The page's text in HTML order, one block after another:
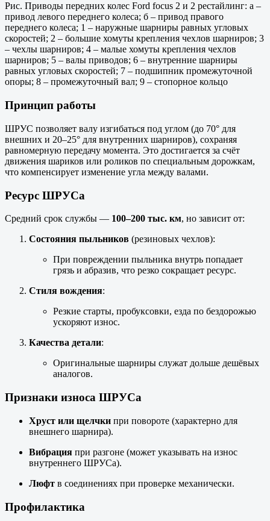
Рис. Приводы передних колес Ford focus 2 и 2 рестайлинг: а –
привод левого переднего колеса; б – привод правого
переднего колеса; 1 – наружные шарниры равных угловых
скоростей; 2 – большие хомуты крепления чехлов шарниров; 3
– чехлы шарниров; 4 – малые хомуты крепления чехлов
шарниров; 5 – валы приводов; 6 – внутренние шарниры
равных угловых скоростей; 7 – подшипник промежуточной
опоры; 8 – промежуточный вал; 9 – стопорное кольцо
Принцип работы
ШРУС позволяет валу изгибаться под углом (до 70° для
внешних и 20–25° для внутренних шарниров), сохраняя
равномерную передачу момента. Это достигается за счёт
движения шариков или роликов по специальным дорожкам,
что компенсирует изменение угла между валами.
Ресурс ШРУСа
Средний срок службы — 100–200 тыс. км, но зависит от:
Состояния пыльников (резиновых чехлов):
При повреждении пыльника внутрь попадает
грязь и абразив, что резко сокращает ресурс.
Стиля вождения:
Резкие старты, пробуксовки, езда по бездорожью
ускоряют износ.
Качества детали:
Оригинальные шарниры служат дольше дешёвых
аналогов.
Признаки износа ШРУСа
Хруст или щелчки при повороте (характерно для
внешнего шарнира).
Вибрация при разгоне (может указывать на износ
внутреннего ШРУСа).
Люфт в соединениях при проверке механически.
Профилактика